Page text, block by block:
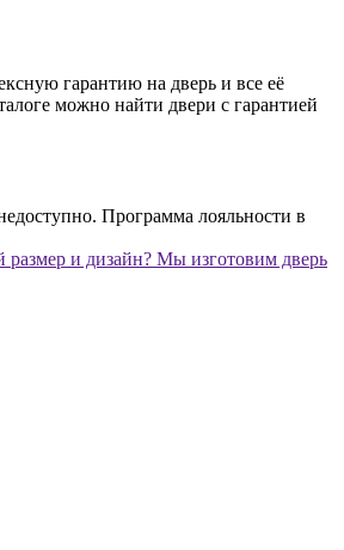
гарантию на дверь и все её
можно найти двери с гарантией
Программа лояльности в
и дизайн? Мы изготовим дверь